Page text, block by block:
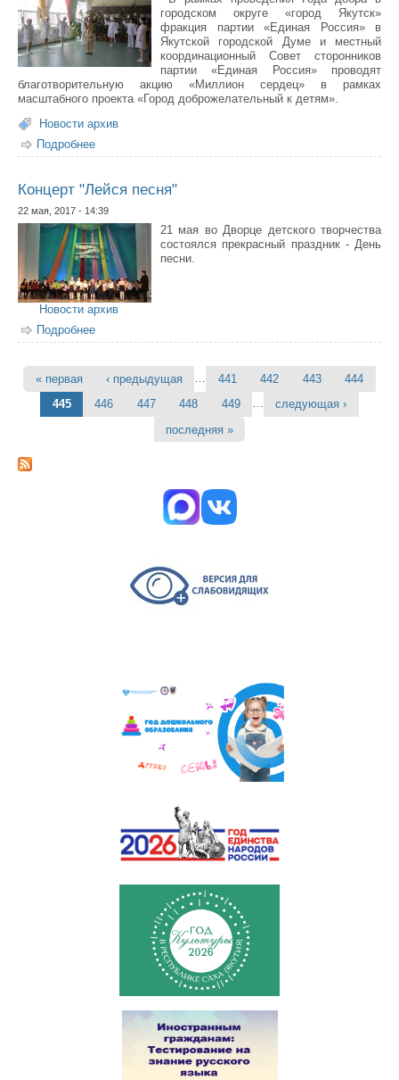
городском округе «город Якутск»
фракция партии «Единая Россия» в
Якутской городской Думе и местный
координационный Совет сторонников
партии «Единая Россия» проводят
благотворительную акцию «Миллион сердец» в рамках
масштабного проекта «Город доброжелательный к детям».
Новости архив
Подробнее
рамках акции «Миллион сердец».
Концерт "Лейся песня"
22 мая, 2017 - 14:39
21 мая во Дворце детского творчества
состоялся прекрасный праздник - День
песни.
Новости архив
Подробнее
Страницы
« первая ‹ предыдущая … 441 442 443
444
445
446 447 448 449 …
следующая ›
последняя »